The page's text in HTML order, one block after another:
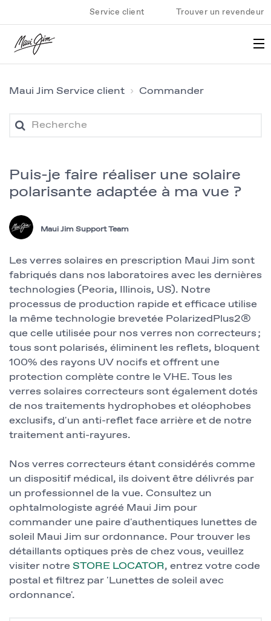
Service client Trouver un revendeur
Maui Jim Service client Commander
Puis-je faire réaliser une solaire
polarisante adaptée à ma vue ?
Maui Jim Support Team
Les verres solaires en prescription Maui Jim sont
fabriqués dans nos laboratoires avec les dernières
technologies (Peoria, Illinois, US). Notre
processus de production rapide et efficace utilise
la même technologie brevetée PolarizedPlus2®
que celle utilisée pour nos verres non correcteurs ;
tous sont polarisés, éliminent les reflets, bloquent
100% des rayons UV nocifs et offrent une
protection complète contre le VHE. Tous les
verres solaires correcteurs sont également dotés
de nos traitements hydrophobes et oléophobes
exclusifs, d'un anti-reflet face arrière et de notre
traitement anti-rayures.
Nos verres correcteurs étant considérés comme
un dispositif médical, ils doivent être délivrés par
un professionnel de la vue. Consultez un
ophtalmologiste agréé Maui Jim pour
commander une paire d'authentiques lunettes de
soleil Maui Jim sur ordonnance. Pour trouver les
détaillants optiques près de chez vous, veuillez
visiter notre STORE LOCATOR, entrez votre code
postal et filtrez par 'Lunettes de soleil avec
ordonnance'.